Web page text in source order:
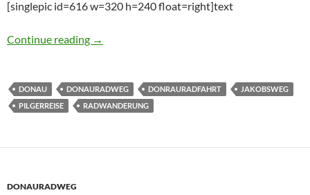
[singlepic id=616 w=320 h=240 float=right]text
Continue reading Donauradweg: Tag 8 â€“ Klein PÃ¶chlarn –
→
DONAU DONAURADWEG DONRAURADFAHRT
JAKOBSWEG
PILGERREISE
RADWANDERUNG
DONAURADWEG